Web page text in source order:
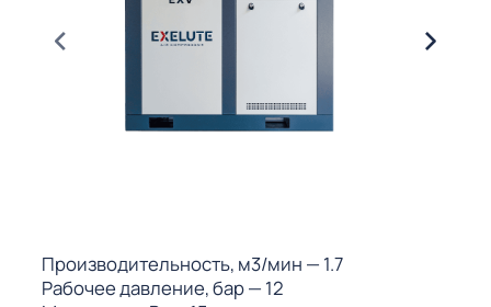
Производительность, м3/мин — 1.7
Рабочее давление, бар— 12